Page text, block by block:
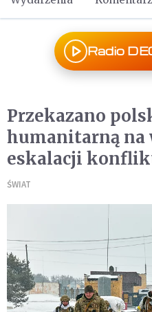
Radio
Przekazano
humanitarną na
eskalacji
ŚWIAT